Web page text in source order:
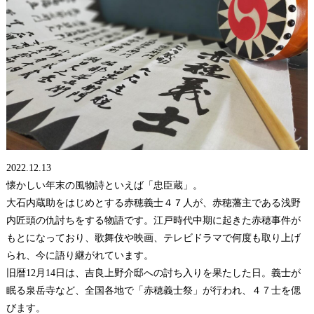
2022.12.13
懐かしい年末の風物詩といえば「忠臣蔵」。
大石内蔵助をはじめとする赤穂義士４７人が、赤穂藩主である浅野
内匠頭の仇討ちをする物語です。江戸時代中期に起きた赤穂事件が
もとになっており、歌舞伎や映画、テレビドラマで何度も取り上げ
られ、今に語り継がれています。
旧暦12月14日は、吉良上野介邸への討ち入りを果たした日。義士が
眠る泉岳寺など、全国各地で「赤穂義士祭」が行われ、４７士を偲
びます。